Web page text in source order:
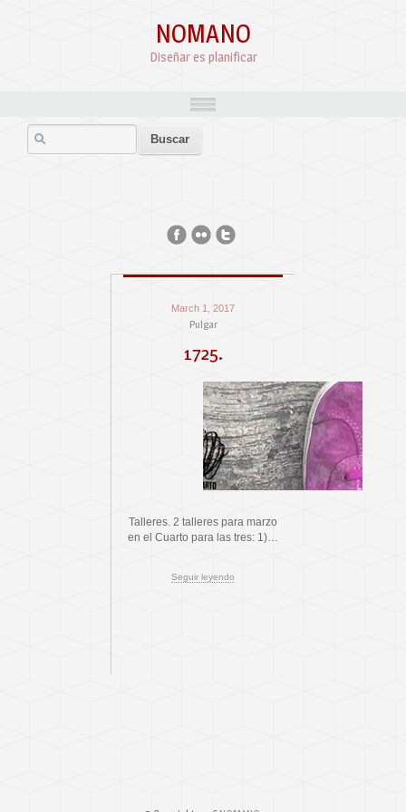
NOMANO
Diseñar es planificar
March 1, 2017
Pulgar
1725.
Talleres. 2 talleres para marzo
en el Cuarto para las tres: 1)…
Seguir leyendo